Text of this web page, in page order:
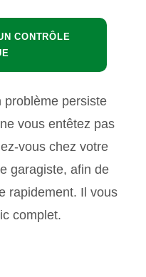
CONTRÔLE
problème persiste
vous entêtez pas
vous chez votre
garagiste, afin de
rapidement. Il vous
complet.